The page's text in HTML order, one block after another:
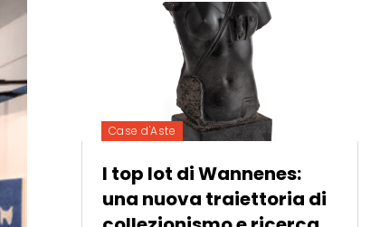
Case d'Aste
I top lot di Wannenes:
una nuova traiettoria di